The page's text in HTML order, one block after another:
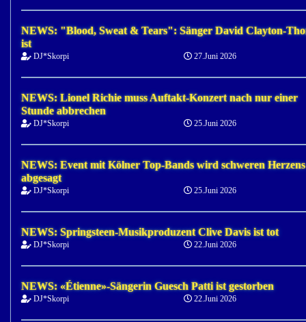
NEWS: "Blood, Sweat & Tears": Sänger David Clayton-
ist
DJ*Skorpi 27.Juni 2026
NEWS: Lionel Richie muss Auftakt-Konzert nach nur einer
Stunde abbrechen
DJ*Skorpi 25.Juni 2026
NEWS: Event mit Kölner Top-Bands wird schweren Herzens
abgesagt
DJ*Skorpi 25.Juni 2026
NEWS: Springsteen-Musikproduzent Clive Davis ist tot
DJ*Skorpi 22.Juni 2026
NEWS: «Étienne»-Sängerin Guesch Patti ist gestorben
DJ*Skorpi 22.Juni 2026